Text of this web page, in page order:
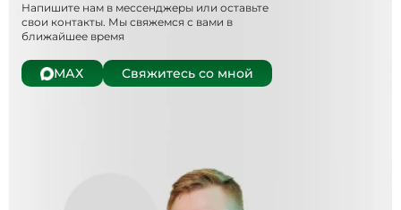
Напишите нам в мессенджеры или оставьте
свои контакты. Мы свяжемся с вами в
ближайшее время
МАХ Свяжитесь со мной